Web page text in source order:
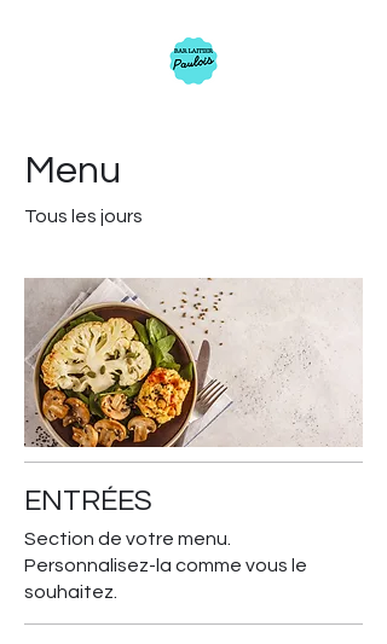
Menu
Tous les jours
ENTRÉES
Section de votre menu.
Personnalisez-la comme vous le
souhaitez.